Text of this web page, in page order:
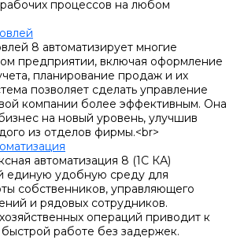
процессов на любом
8 автоматизирует многие
предприятии, включая оформление
планирование продаж и их
позволяет сделать управление
компании более эффективным. Она
на новый уровень, улучшив
из отделов фирмы.<br>
автоматизация 8 (1С КА)
единую удобную среду для
собственников, управляющего
и рядовых сотрудников.
операций приводит к
работе без задержек.